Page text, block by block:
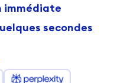
immédiate
secondes